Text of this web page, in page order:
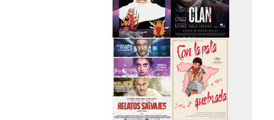
>Entre tinieblas >El Clan